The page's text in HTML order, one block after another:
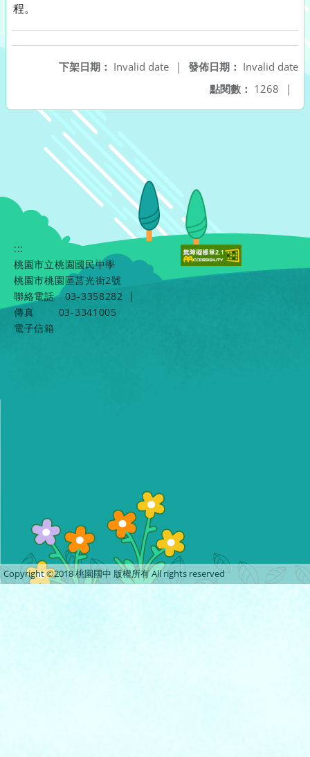
程。
發佈日期： Invalid date
下架日期： Invalid date
|
點閱數： 1268 |
:::
桃園市立桃園國民中學
桃園市桃園區莒光街2號
聯絡電話
03-3358282
|
傳真
03-3341005
電子信箱
Copyright ©2018 桃園國中 版權所有 All rights reserved